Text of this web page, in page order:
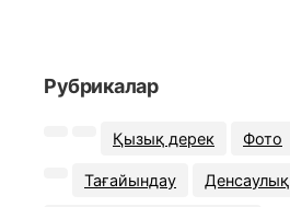
Рубрикалар
Қызық дерек Фото
Тағайындау Денсаулық